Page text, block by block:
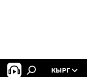
КЫРГ